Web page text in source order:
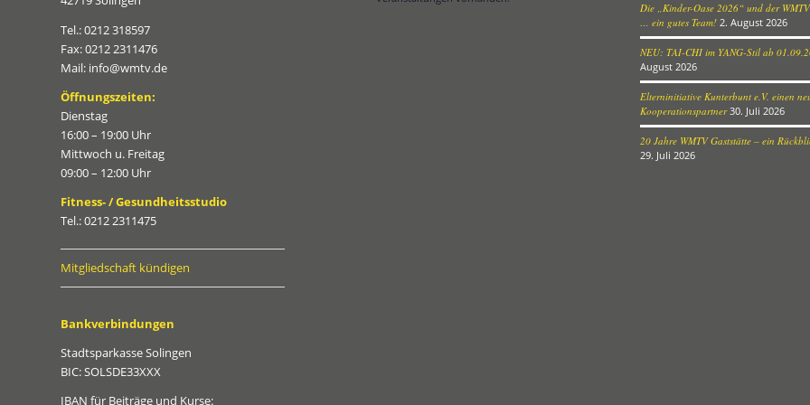
Tel.: 0212 318597
Fax: 0212 2311476
Mail: info@wmtv.de
Öffnungszeiten:
Dienstag
16:00 – 19:00 Uhr
Mittwoch u. Freitag
09:00 – 12:00 Uhr
Fitness- / Gesundheitsstudio
Tel.: 0212 2311475
Mitgliedschaft kündigen
Bankverbindungen
Stadtsparkasse Solingen
BIC: SOLSDE33XXX
IBAN für Beiträge und Kurse:
Die „Kinder-Oase 2026“ und der
… ein gutes Team! 2. August 2026
NEU: TAI-CHI im YANG-Stil ab
August 2026
Elterninitiative Kunterbunt e.V. einen
Kooperationspartner 30. Juli 2026
20 Jahre WMTV Gaststätte – ein
29. Juli 2026